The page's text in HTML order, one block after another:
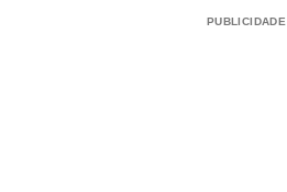
PUBLICIDADE